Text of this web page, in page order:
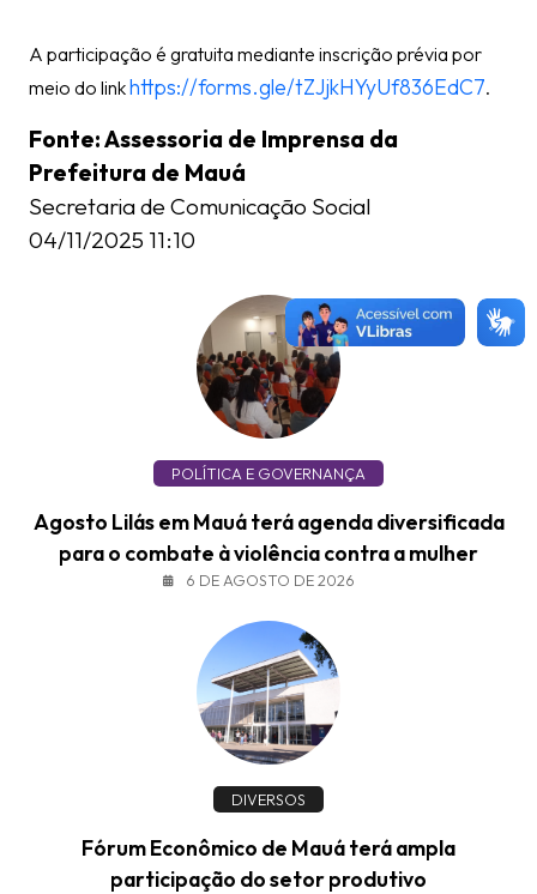
A participação é gratuita mediante inscrição prévia por
meio do linkhttps://forms.gle/tZJjkHYyUf836EdC7.
Fonte: Assessoria de Imprensa da
Prefeitura de Mauá
Secretaria de Comunicação Social
04/11/2025 11:10
POLÍTICA E GOVERNANÇA
Agosto Lilás em Mauá terá agenda diversificada
para o combate à violência contra a mulher
6 DE AGOSTO DE 2026
DIVERSOS
Fórum Econômico de Mauá terá ampla
participação do setor produtivo